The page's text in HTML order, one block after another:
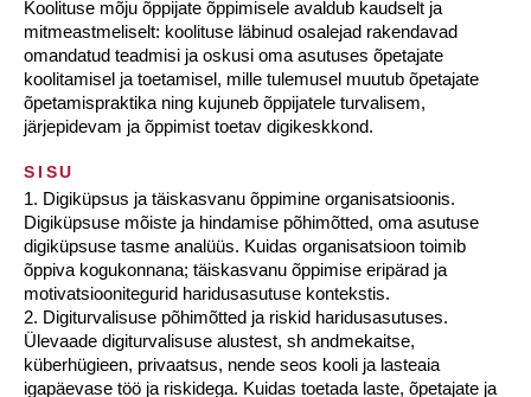
Koolituse mõju õppijate õppimisele avaldub kaudselt ja
mitmeastmeliselt: koolituse läbinud osalejad rakendavad
omandatud teadmisi ja oskusi oma asutuses õpetajate
koolitamisel ja toetamisel, mille tulemusel muutub õpetajate
õpetamispraktika ning kujuneb õppijatele turvalisem,
järjepidevam ja õppimist toetav digikeskkond.
SISU
1. Digiküpsus ja täiskasvanu õppimine organisatsioonis.
Digiküpsuse mõiste ja hindamise põhimõtted, oma asutuse
digiküpsuse tasme analüüs. Kuidas organisatsioon toimib
õppiva kogukonnana; täiskasvanu õppimise eripärad ja
motivatsioonitegurid haridusasutuse kontekstis.
2. Digiturvalisuse põhimõtted ja riskid haridusasutuses.
Ülevaade digiturvalisuse alustest, sh andmekaitse,
küberhügieen, privaatsus, nende seos kooli ja lasteaia
igapäevase töö ja riskidega. Kuidas toetada laste, õpetajate ja